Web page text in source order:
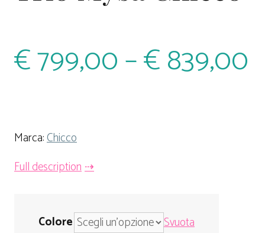
€799,00–€839,00
Marca:Chicco
Full description
Colore Svuota